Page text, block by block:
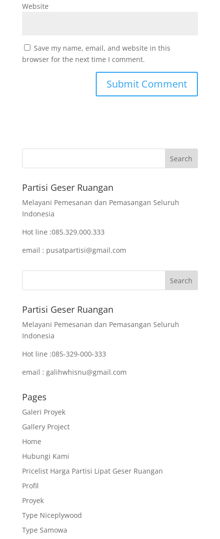
Website
Save my name, email, and website in this
browser for the next time I comment.
Partisi Geser Ruangan
Melayani Pemesanan dan Pemasangan Seluruh
Indonesia
Hot line :085.329.000.333
email : pusatpartisi@gmail.com
Partisi Geser Ruangan
Melayani Pemesanan dan Pemasangan Seluruh
Indonesia
Hot line :085-329-000-333
email : galihwhisnu@gmail.com
Pages
Galeri Proyek
Gallery Project
Home
Hubungi Kami
Pricelist Harga Partisi Lipat Geser Ruangan
Profil
Proyek
Type Niceplywood
Type Samowa